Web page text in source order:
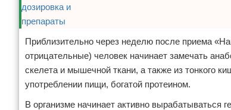
Приблизительно через неделю после приема
отрицательные) человек начинает замечать
скелета и мышечной ткани, а также из тонкого
употреблении пищи, богатой протеином.
В организме начинает активно вырабатываться